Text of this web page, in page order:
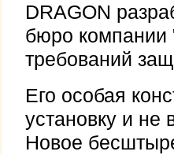
DRAGON
бюро
требований
Его особая
установку и не
Новое